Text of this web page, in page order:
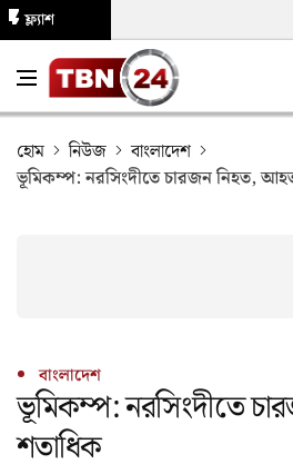
ফ্ল্যাশ
হোম নিউজ
বাংলাদেশ
ভূমিকম্প: নরসিংদীতে চারজন নিহত,
বাংলাদেশ
ভূমিকম্প: নরসিংদীতে
শতাধিক